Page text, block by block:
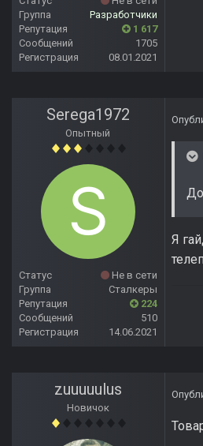
Группа
Разработчики
Репутация
1 617
Сообщений
1705
Регистрация
08.01.2021
Serega1972
Опытный
Статус
Не в сети
Группа
Сталкеры
Репутация
224
Сообщений
510
Регистрация
14.06.2021
Я
zuuuuulus
Новичок